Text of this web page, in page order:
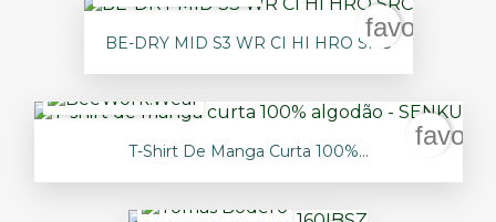
BE-DRY MID S3 WR CI HI HRO SRC
T-Shirt De Manga Curta 100%...